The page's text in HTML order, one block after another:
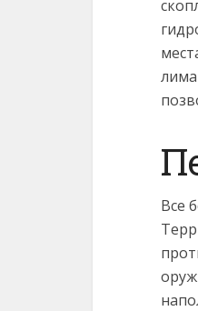
Все